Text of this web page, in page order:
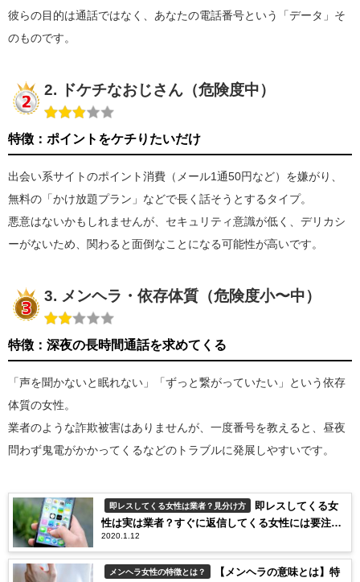
彼らの目的は通話ではなく、あなたの電話番号という「データ」そ
のものです。
2. ドケチなおじさん（危険度中）
特徴：ポイントをケチりたいだけ
出会い系サイトのポイント消費（メール1通50円など）を嫌がり、
無料の「かけ放題プラン」などで長く話そうとするタイプ。
悪意はないかもしれませんが、セキュリティ意識が低く、デリカシ
ーがないため、関わると面倒なことになる可能性が高いです。
3. メンヘラ・依存体質（危険度小〜中）
特徴：深夜の長時間通話を求めてくる
「声を聞かないと眠れない」「ずっと繋がっていたい」という依存
体質の女性。
業者のような詐欺被害はありませんが、一度番号を教えると、昼夜
問わず鬼電がかかってくるなどのトラブルに発展しやすいです。
即レスしてくる女性は業者？見分け方
即レスしてくる女
性は実は業者？すぐに返信してくる女性には要注
意！
2020.1.12
メンヘラ女性の特徴とは？
【メンヘラの意味とは】特